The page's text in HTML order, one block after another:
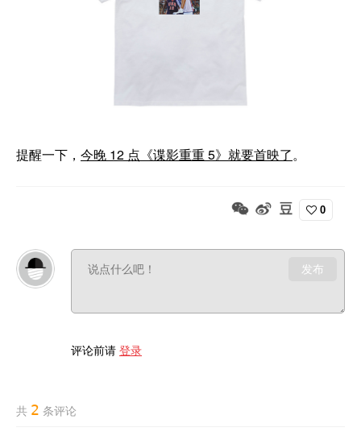
提醒一下， 今晚 12 点《谍影重重 5》就要首映了。
0
发布
评论前请 登录
共 2 条评论